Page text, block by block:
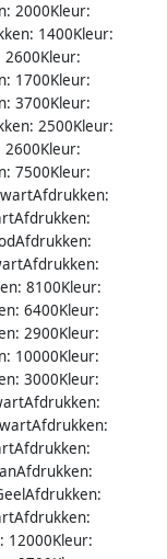
2000Kleur:
1400Kleur:
1700Kleur:
3700Kleur:
2500Kleur:
7500Kleur:
8100Kleur:
6400Kleur:
2900Kleur:
10000Kleur:
3000Kleur:
12000Kleur: